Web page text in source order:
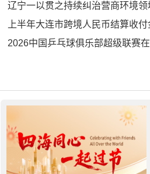
辽宁一以贯之持续纠治营商环境领
上半年大连市跨境人民币结算收
2026中国乒乓球俱乐部超级联赛